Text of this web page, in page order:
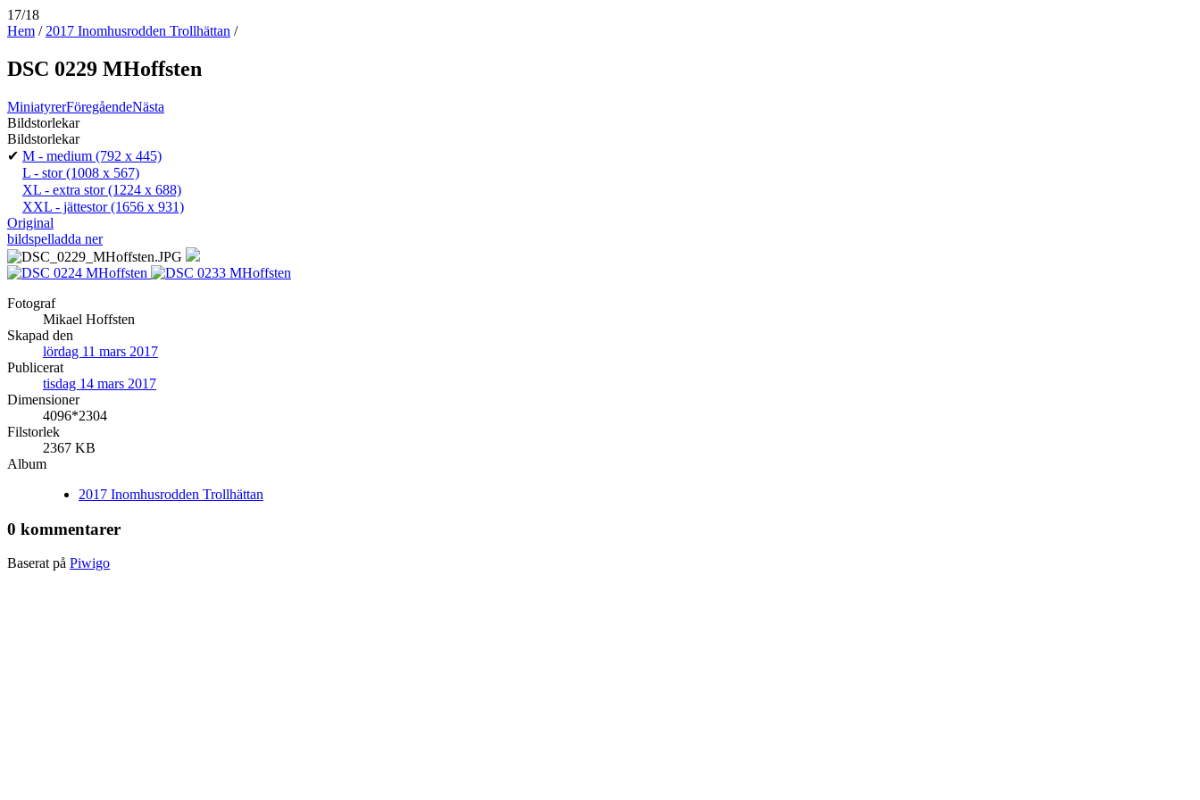
17/18
Hem / 2017 Inomhusrodden Trollhättan /
DSC 0229 MHoffsten
MiniatyrerFöregåendeNästa
Bildstorlekar
Bildstorlekar
✔ M - medium (792 x 445)
L - stor(1008 x 567)
XL - extra stor(1224 x 688)
XXL - jättestor(1656 x 931)
Original
bildspelladda ner
Fotograf
Mikael Hoffsten
Skapad den
lördag 11 mars 2017
Publicerat
tisdag 14 mars 2017
Dimensioner
4096*2304
Filstorlek
2367 KB
Album
2017 Inomhusrodden Trollhättan
0 kommentarer
Baserat på Piwigo